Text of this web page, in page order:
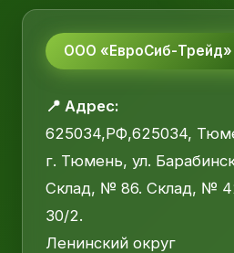
ООО «ЕвроСиб-Трейд»
📍 Адрес:
625034,РФ,625034,
г. Тюмень, ул.
Склад, № 86. Склад, №
30/2.
Ленинский округ